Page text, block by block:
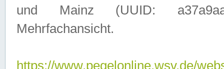
und Mainz (UUID:
Mehrfachansicht.
https://www.pegelonline.wsv.de/